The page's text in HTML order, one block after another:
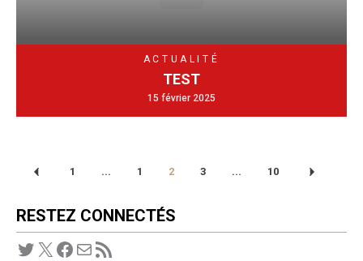
ACTUALITÉ
TEST
15 février 2025
1 ... 1 2 3 ... 10
RESTEZ CONNECTÉS
Twitter X Facebook E-mail Flux RSS